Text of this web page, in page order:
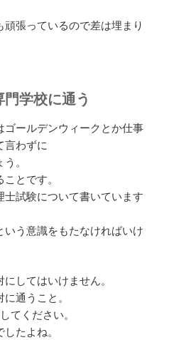
張っているので差は埋まり
学校に通う
ゴールデンウィークとか仕事
言わずに
。
とです。
士試験について書いています
う意識をもたなければいけ
してはいけません。
通うこと。
てください。
たよね。